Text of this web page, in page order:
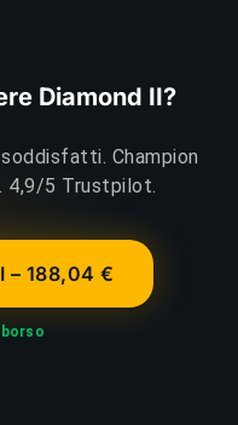
Diamond II?
Champion
4,9/5 Trustpilot.
– 188,04 €